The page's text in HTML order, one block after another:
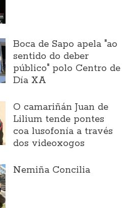
Boca de Sapo apela "ao
sentido do deber
público" polo Centro de
Día XA
O camariñán Juan de
Lilium tende pontes
coa lusofonía a través
dos videoxogos
Nemiña Concilia